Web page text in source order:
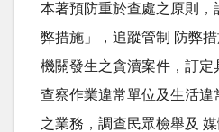
本著預防重於查處之原則
弊措施」，追蹤管制 防弊
機關發生之貪瀆案件，訂定
查察作業違常單位及生活
之業務，調查民眾檢舉及